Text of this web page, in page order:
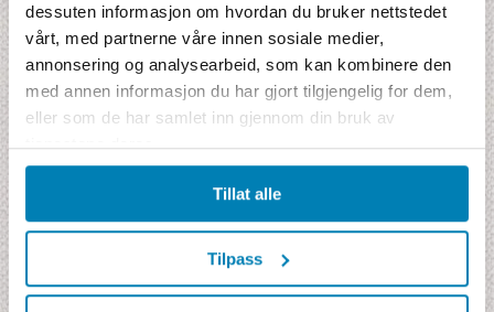
dessuten informasjon om hvordan du bruker nettstedet
vårt, med partnerne våre innen sosiale medier,
annonsering og analysearbeid, som kan kombinere den
med annen informasjon du har gjort tilgjengelig for dem,
eller som de har samlet inn gjennom din bruk av
tjenestene deres.
Tillat alle
Tilpass
Pristilbud
Denne reisen mangler pris akkurat nå. Fyll gjerne ut bestillingen
alikevel, så kommer vi tilbake til deg med et tilbud.
Prisen inkluderer
7 frokoster, 6 lunsjer, 7 middager
Fly fra Skandinavia i økonomiklasse
Alle nasjonalparksavgifter p.t. 567 USD
Skandinavisktalende Jamboguide. Guiden fordeler tiden mellom 2
safarijeeper.